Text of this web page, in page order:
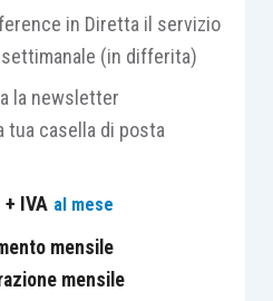
– ove spettanti – le
o gli accordi internazionali
base del
sovranità tributaria
di doppia imposizione
in Diretta il servizio
(in differita)
la newsletter
tua casella di posta
+ IVA al mese
mensile
mensile